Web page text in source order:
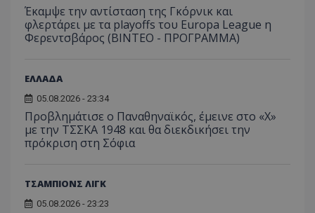
Έκαμψε την αντίσταση της Γκόρνικ και
φλερτάρει με τα playoffs του Europa League η
Φερεντσβάρος (ΒΙΝΤΕΟ - ΠΡΟΓΡΑΜΜΑ)
ΕΛΛΑΔΑ
05.08.2026 - 23:34
Προβλημάτισε ο Παναθηναϊκός, έμεινε στο «Χ»
με την ΤΣΣΚΑ 1948 και θα διεκδικήσει την
πρόκριση στη Σόφια
ΤΣΑΜΠΙΟΝΣ ΛΙΓΚ
05.08.2026 - 23:23